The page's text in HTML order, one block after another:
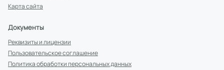
Карта сайта
Документы
Реквизиты и лицензии
Пользовательское соглашение
Политика обработки персональных данных